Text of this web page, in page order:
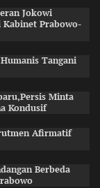
Jokowi
Prabowo-
Tangani
Minta
Kondusif
Afirmatif
Berbeda